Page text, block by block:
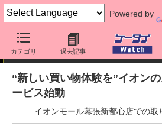
Powered by
カテゴリ 過去記事
ニュース
“新しい買い物体験を”イオン
ービス始動
――イオンモール幕張新都心店での取